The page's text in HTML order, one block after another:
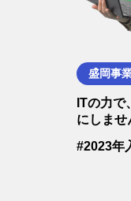
盛岡事
ITの力で
にしませ
#2023年